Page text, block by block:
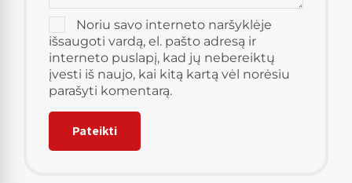
Noriu savo interneto naršyklėje
išsaugoti vardą, el. pašto adresą ir
interneto puslapį, kad jų nebereiktų
įvesti iš naujo, kai kitą kartą vėl norėsiu
parašyti komentarą.